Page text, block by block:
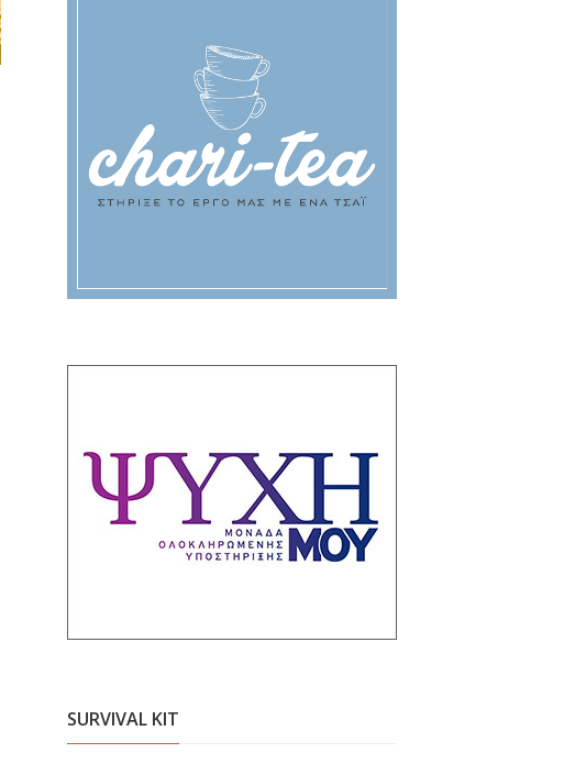
SURVIVAL KIT